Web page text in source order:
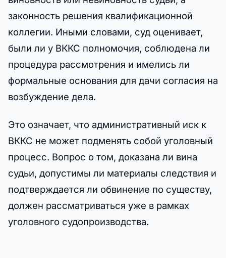
законность решения квалификационной
коллегии. Иными словами, суд оценивает,
были ли у ВККС полномочия, соблюдена ли
процедура рассмотрения и имелись ли
формальные основания для дачи согласия на
возбуждение дела.
Это означает, что административный иск к
ВККС не может подменять собой уголовный
процесс. Вопрос о том, доказана ли вина
судьи, допустимы ли материалы следствия и
подтверждается ли обвинение по существу,
должен рассматриваться уже в рамках
уголовного судопроизводства.